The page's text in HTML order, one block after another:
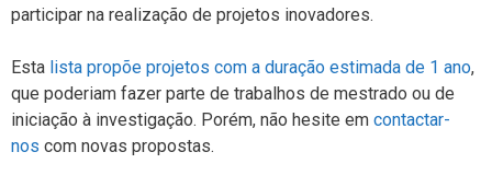
participar na realização de projetos inovadores.
Esta lista propõe projetos com a duração estimada de 1 ano,
que poderiam fazer parte de trabalhos de mestrado ou de
iniciação à investigação. Porém, não hesite em contactar-
nos com novas propostas.